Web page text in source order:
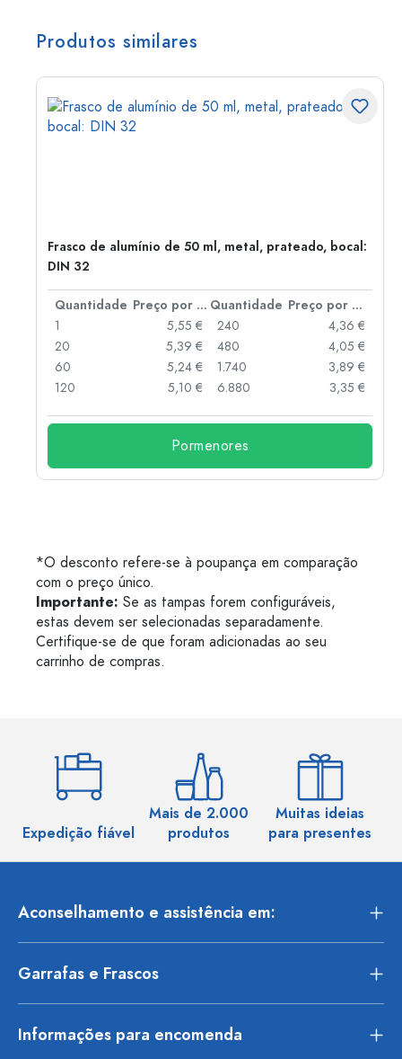
Produtos similares
Frasco de alumínio de 50 ml, metal, prateado, bocal:
DIN 32
Quantidade Preço por peça Quantidade
Preço por peça
1
5,55 €
20
5,39 €
60
5,24 €
120
5,10 €
240
4,36 €
480
4,05 €
1.740
3,89 €
6.880
3,35 €
Pormenores
*O desconto refere-se à poupança em comparação
com o preço único.
Importante: Se as tampas forem configuráveis,
estas devem ser selecionadas separadamente.
Certifique-se de que foram adicionadas ao seu
carrinho de compras.
Expedição fiável
Mais de 2.000
produtos
Muitas ideias
para presentes
Aconselhamento e assistência em:
Garrafas e Frascos
Informações para encomenda